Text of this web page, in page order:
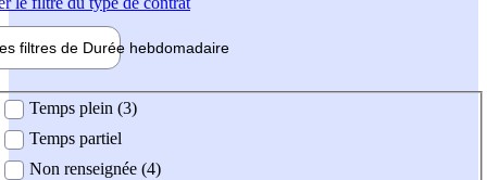
filtres de Durée hebdomadaire
Temps plein (3)
Temps partiel
Non renseignée (4)